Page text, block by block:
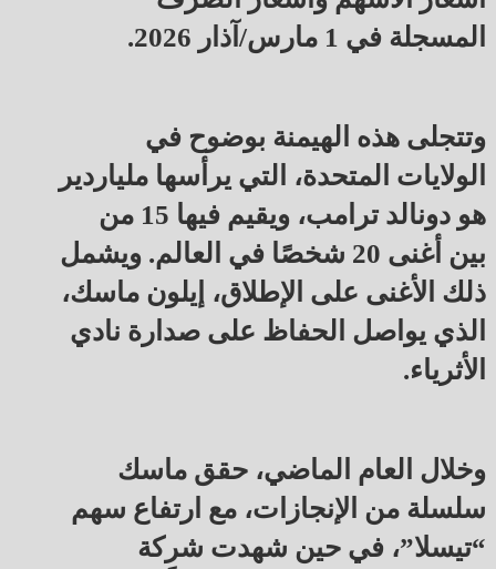
المسجلة في 1 مارس/آذار 2026.
وتتجلى هذه الهيمنة بوضوح في
الولايات المتحدة، التي يرأسها ملياردير
هو دونالد ترامب، ويقيم فيها 15 من
بين أغنى 20 شخصًا في العالم. ويشمل
ذلك الأغنى على الإطلاق، إيلون ماسك،
الذي يواصل الحفاظ على صدارة نادي
الأثرياء.
وخلال العام الماضي، حقق ماسك
سلسلة من الإنجازات، مع ارتفاع سهم
“تيسلا”، في حين شهدت شركة